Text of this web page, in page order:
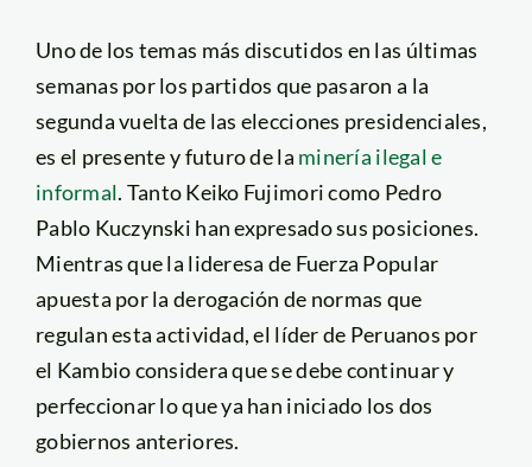
Uno de los temas más discutidos en las últimas
semanas por los partidos que pasaron a la
segunda vuelta de las elecciones presidenciales,
es el presente y futuro de la minería ilegal e
informal. Tanto Keiko Fujimori como Pedro
Pablo Kuczynski han expresado sus posiciones.
Mientras que la lideresa de Fuerza Popular
apuesta por la derogación de normas que
regulan esta actividad, el líder de Peruanos por
el Kambio considera que se debe continuar y
perfeccionar lo que ya han iniciado los dos
gobiernos anteriores.